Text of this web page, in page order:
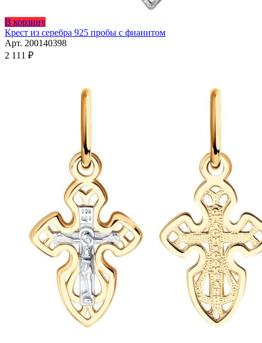
В корзинуЭтот
товар
имеет
Крест из серебра 925 пробы с фианитом
Арт. 200140398
2 111 ₽